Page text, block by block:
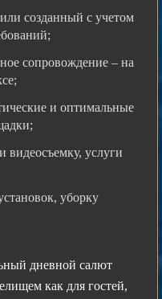
созданный с учетом
сопровождение – на
и оптимальные
услуги
уборку
дневной салют
как для гостей,